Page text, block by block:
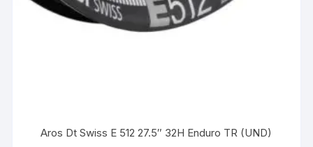
Aros Dt Swiss E 512 27.5″ 32H Enduro TR (UND)